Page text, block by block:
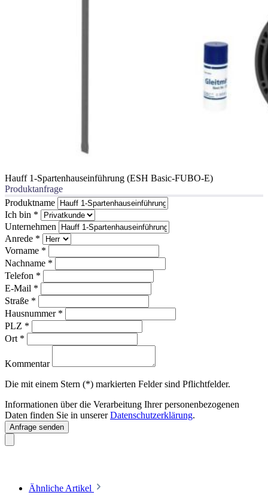
Hauff 1-Spartenhauseinführung (ESH Basic-FUBO-E)
Produktanfrage
Produktname
Ich bin *
Unternehmen
Anrede *
Vorname *
Nachname *
Telefon *
E-Mail *
Straße *
Hausnummer *
PLZ *
Ort *
Kommentar
Die mit einem Stern (*) markierten Felder sind Pflichtfelder.
Informationen über die Verarbeitung Ihrer personenbezogenen
Daten finden Sie in unsererDatenschutzerklärung.
Anfrage senden
Ähnliche Artikel